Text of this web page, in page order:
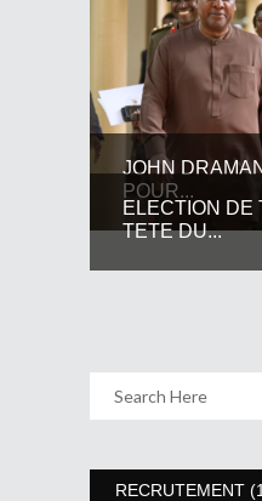
JOHN
POUR...
ELECTION DE
TETE DU...
RECRUTEMENT